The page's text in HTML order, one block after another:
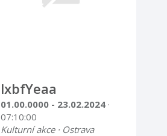
lxbfYeaa
01.00.0000 - 23.02.2024 ·
07:10:00
Kulturní akce · Ostrava